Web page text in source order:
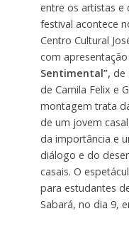
entre os artistas e
festival acontece
Centro Cultural
com
Sentimental”, de
de Camila Felix e
montagem trata
de um jovem
da importância e
diálogo e do
casais. O
para estudantes
Sabará, no dia 9,